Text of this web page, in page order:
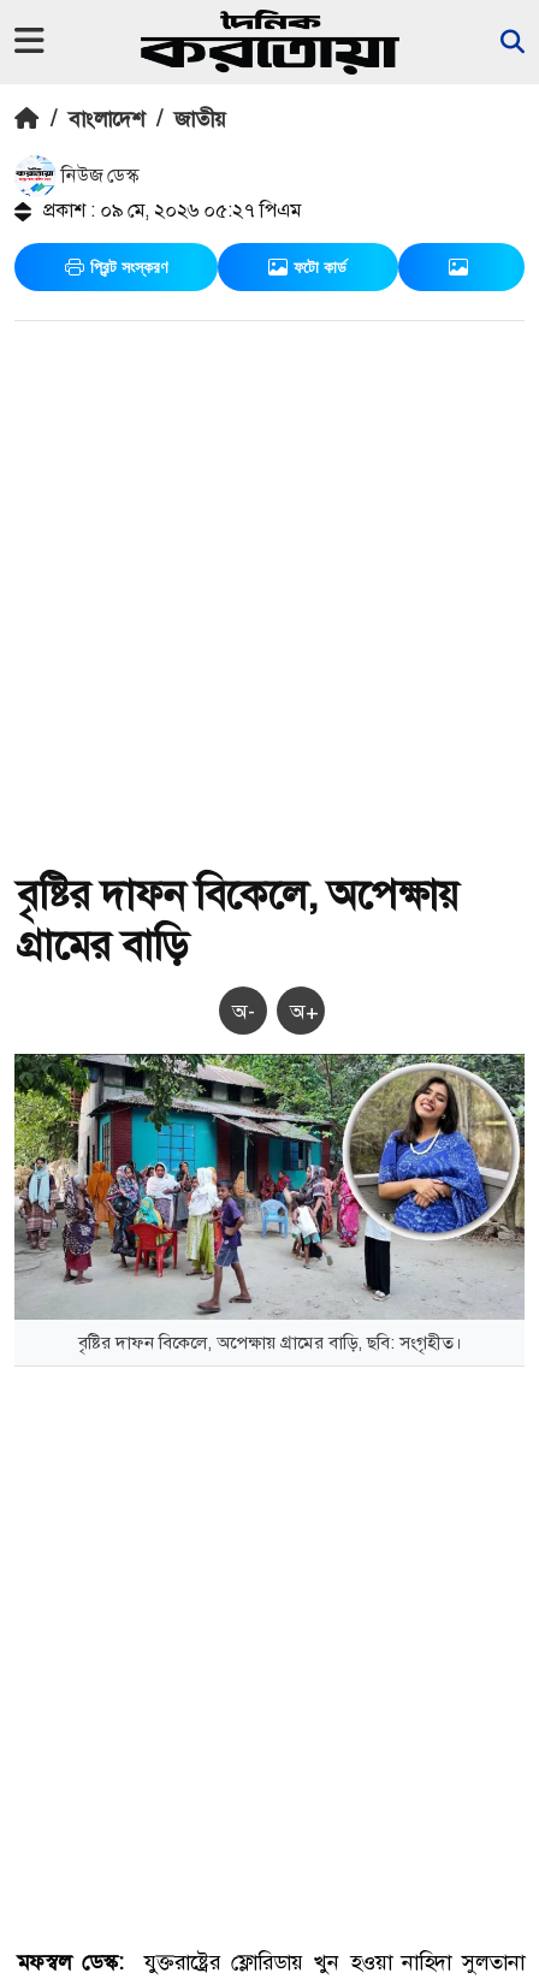
/ বাংলাদেশ / জাতীয়
নিউজ ডেস্ক
প্রকাশ : ০৯ মে, ২০২৬ ০৫:২৭ পিএম
প্রিন্ট সংস্করণ ফটো কার্ড
বৃষ্টির দাফন বিকেলে, অপেক্ষায়
গ্রামের বাড়ি
অ- অ+
বৃষ্টির দাফন বিকেলে, অপেক্ষায় গ্রামের বাড়ি, ছবি: সংগৃহীত।
মফস্বল ডেস্ক:যুক্তরাষ্ট্রের ফ্লোরিডায় খুন হওয়া নাহিদা সুলতানা